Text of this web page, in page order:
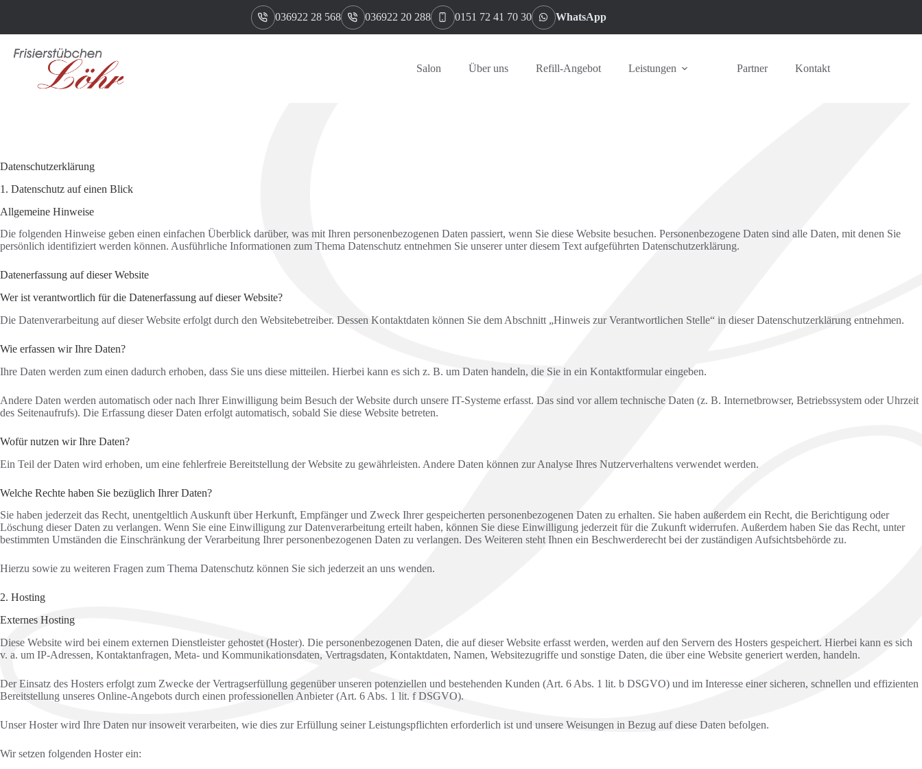
036922 28 568 036922 20 288 0151 72 41 70 30 WhatsApp
Salon Über uns Refill-Angebot Leistungen Partner Kontakt
Datenschutz­erklärung
1. Datenschutz auf einen Blick
Allgemeine Hinweise
Die folgenden Hinweise geben einen einfachen Überblick darüber, was mit Ihren personenbezogenen Daten passiert, wenn Sie diese Website besuchen. Personenbezogene Daten sind alle Daten, mit denen Sie
persönlich identifiziert werden können. Ausführliche Informationen zum Thema Datenschutz entnehmen Sie unserer unter diesem Text aufgeführten Datenschutzerklärung.
Datenerfassung auf dieser Website
Wer ist verantwortlich für die Datenerfassung auf dieser Website?
Die Datenverarbeitung auf dieser Website erfolgt durch den Websitebetreiber. Dessen Kontaktdaten können Sie dem Abschnitt „Hinweis zur Verantwortlichen Stelle“ in dieser Datenschutzerklärung entnehmen.
Wie erfassen wir Ihre Daten?
Ihre Daten werden zum einen dadurch erhoben, dass Sie uns diese mitteilen. Hierbei kann es sich z. B. um Daten handeln, die Sie in ein Kontaktformular eingeben.
Andere Daten werden automatisch oder nach Ihrer Einwilligung beim Besuch der Website durch unsere IT-Systeme erfasst. Das sind vor allem technische Daten (z. B. Internetbrowser, Betriebssystem oder Uhrzeit
des Seitenaufrufs). Die Erfassung dieser Daten erfolgt automatisch, sobald Sie diese Website betreten.
Wofür nutzen wir Ihre Daten?
Ein Teil der Daten wird erhoben, um eine fehlerfreie Bereitstellung der Website zu gewährleisten. Andere Daten können zur Analyse Ihres Nutzerverhaltens verwendet werden.
Welche Rechte haben Sie bezüglich Ihrer Daten?
Sie haben jederzeit das Recht, unentgeltlich Auskunft über Herkunft, Empfänger und Zweck Ihrer gespeicherten personenbezogenen Daten zu erhalten. Sie haben außerdem ein Recht, die Berichtigung oder
Löschung dieser Daten zu verlangen. Wenn Sie eine Einwilligung zur Datenverarbeitung erteilt haben, können Sie diese Einwilligung jederzeit für die Zukunft widerrufen. Außerdem haben Sie das Recht, unter
bestimmten Umständen die Einschränkung der Verarbeitung Ihrer personenbezogenen Daten zu verlangen. Des Weiteren steht Ihnen ein Beschwerderecht bei der zuständigen Aufsichtsbehörde zu.
Hierzu sowie zu weiteren Fragen zum Thema Datenschutz können Sie sich jederzeit an uns wenden.
2. Hosting
Externes Hosting
Diese Website wird bei einem externen Dienstleister gehostet (Hoster). Die personenbezogenen Daten, die auf dieser Website erfasst werden, werden auf den Servern des Hosters gespeichert. Hierbei kann es sich
v. a. um IP-Adressen, Kontaktanfragen, Meta- und Kommunikationsdaten, Vertragsdaten, Kontaktdaten, Namen, Websitezugriffe und sonstige Daten, die über eine Website generiert werden, handeln.
Der Einsatz des Hosters erfolgt zum Zwecke der Vertragserfüllung gegenüber unseren potenziellen und bestehenden Kunden (Art. 6 Abs. 1 lit. b DSGVO) und im Interesse einer sicheren, schnellen und effizienten
Bereitstellung unseres Online-Angebots durch einen professionellen Anbieter (Art. 6 Abs. 1 lit. f DSGVO).
Unser Hoster wird Ihre Daten nur insoweit verarbeiten, wie dies zur Erfüllung seiner Leistungspflichten erforderlich ist und unsere Weisungen in Bezug auf diese Daten befolgen.
Wir setzen folgenden Hoster ein: